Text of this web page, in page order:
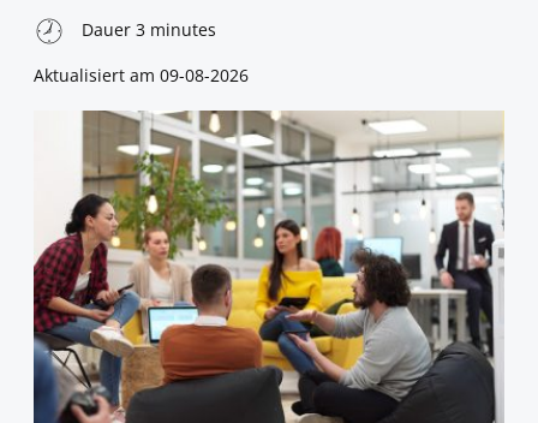
Dauer 3 minutes
Aktualisiert am 09-08-2026